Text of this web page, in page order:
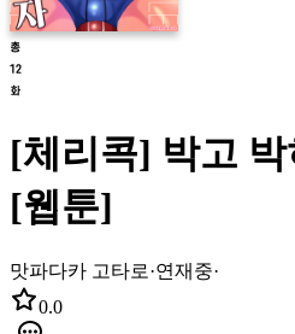
[체리콕] 박고
[웹툰]
맛파다카 고타로·연재중·
0.0